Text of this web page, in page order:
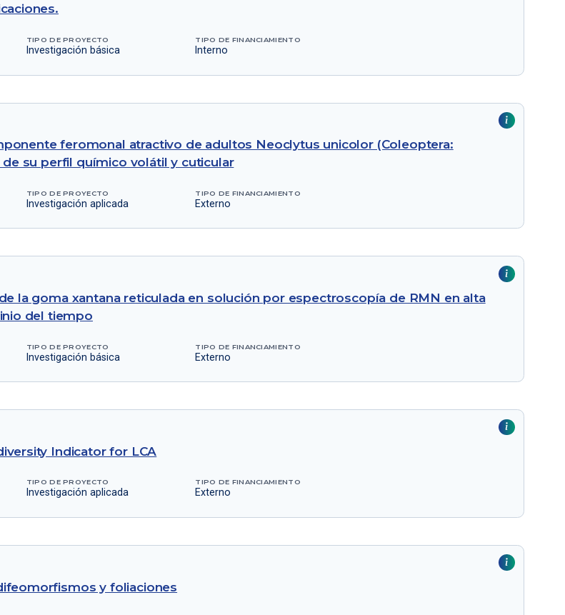
TIPO DE PROYECTO
Investigación básica
TIPO DE FINANCIAMIENTO
Interno
feromonal atractivo de adultos Neoclytus unicolor (Coleoptera:
de su perfil químico volátil y cuticular
TIPO DE PROYECTO
Investigación aplicada
TIPO DE FINANCIAMIENTO
Externo
la goma xantana reticulada en solución por espectroscopía de RMN en alta
del tiempo
TIPO DE PROYECTO
Investigación básica
TIPO DE FINANCIAMIENTO
Externo
Indicator for LCA
TIPO DE PROYECTO
Investigación aplicada
TIPO DE FINANCIAMIENTO
Externo
y foliaciones